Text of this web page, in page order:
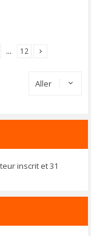
… 12
Aller
inscrit et 31